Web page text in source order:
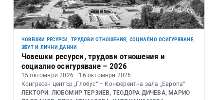
ЧОВЕШКИ РЕСУРСИ, ТРУДОВИ ОТНОШЕНИЯ, СОЦИАЛНО ОСИГУРЯВАНЕ,
ЗБУТ И ЛИЧНИ ДАННИ
Човешки ресурси, трудови отношения и
социално осигуряване – 2026
15 октомври 2026– 16 октомври 2026
Конгресен център „Глобус“ – Конферентна зала „Европа“
ЛЕКТОРИ: ЛЮБОМИР ТЕРЗИЕВ, ТЕОДОРА ДИЧЕВА, МАРИО